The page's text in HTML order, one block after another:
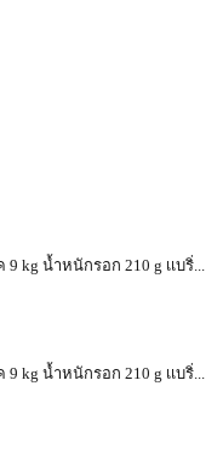
9 kg น้ำหนักรอก 210 g เเบริ่...
9 kg น้ำหนักรอก 210 g เเบริ่...